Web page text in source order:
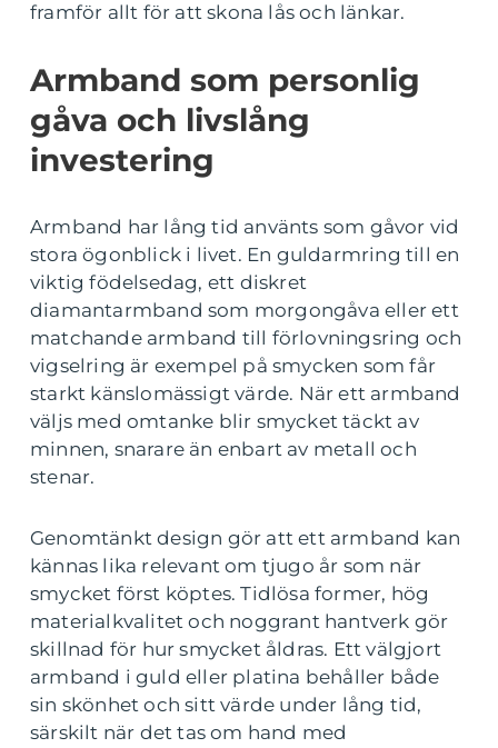
framför allt för att skona lås och länkar.
Armband som personlig
gåva och livslång
investering
Armband har lång tid använts som gåvor vid
stora ögonblick i livet. En guldarmring till en
viktig födelsedag, ett diskret
diamantarmband som morgongåva eller ett
matchande armband till förlovningsring och
vigselring är exempel på smycken som får
starkt känslomässigt värde. När ett armband
väljs med omtanke blir smycket täckt av
minnen, snarare än enbart av metall och
stenar.
Genomtänkt design gör att ett armband kan
kännas lika relevant om tjugo år som när
smycket först köptes. Tidlösa former, hög
materialkvalitet och noggrant hantverk gör
skillnad för hur smycket åldras. Ett välgjort
armband i guld eller platina behåller både
sin skönhet och sitt värde under lång tid,
särskilt när det tas om hand med